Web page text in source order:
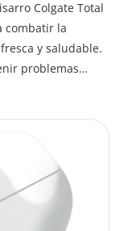
Colgate Total
combatir la
y saludable.
problemas